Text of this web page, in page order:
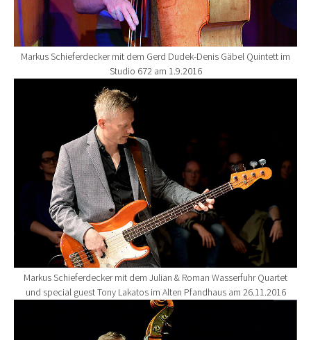
Markus Schieferdecker mit dem Gerd Dudek-Denis Gäbel Quintett im
Studio 672 am 1.9.2016
Show larger version for:
Markus Schieferdecker mit dem Julian & Roman Wasserfuhr Quartet
und special guest Tony Lakatos im Alten Pfandhaus am 26.11.2016